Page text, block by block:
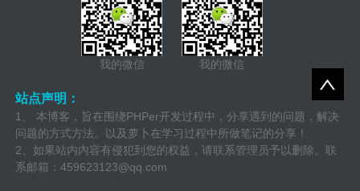
我的微信 我的微信
站点声明：
1、 本博客，旨在围绕PHPer开发过程中，分享遇到的问题，解决
问题的方式方法。以及萝卜在学习过程中所做笔记的分享！
2、如果站内内容有侵犯到您的权益，请联系管理员予以删除。联
系邮箱： 459623123@qq.com